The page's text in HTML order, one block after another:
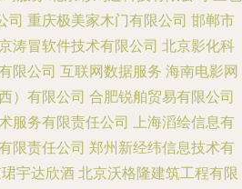
司 重庆极美家木门有限公司 邯郸市
涛冒软件技术有限公司 北京影化科
限公司 互联网数据服务 海南电影网
）有限公司 合肥锐舶贸易有限公司
服务有限责任公司 上海滔绘信息有
限责任公司 郑州新经纬信息技术有
宇达欣酒 北京沃格隆建筑工程有限